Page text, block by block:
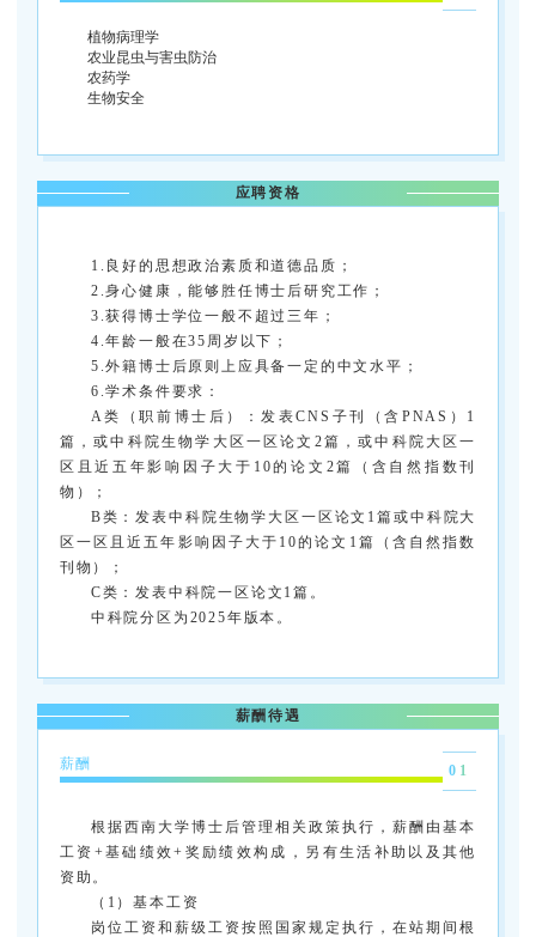
植物病理学
农业昆虫与害虫防治
农药学
生物安全
应聘资格
1.良好的思想政治素质和道德品质；
2.身心健康，能够胜任博士后研究工作；
3.获得博士学位一般不超过三年；
4.年龄一般在35周岁以下；
5.外籍博士后原则上应具备一定的中文水平；
6.学术条件要求：
A类（职前博士后）：发表CNS子刊（含PNAS）1
篇，或中科院生物学大区一区论文2篇，或中科院大区一
区且近五年影响因子大于10的论文2篇（含自然指数刊
物）；
B类：发表中科院生物学大区一区论文1篇或中科院大
区一区且近五年影响因子大于10的论文1篇（含自然指数
刊物）；
C类：发表中科院一区论文1篇。
中科院分区为2025年版本。
薪酬待遇
薪酬 01
根据西南大学博士后管理相关政策执行，薪酬由基本
工资+基础绩效+奖励绩效构成，另有生活补助以及其他
资助。
（1）基本工资
岗位工资和薪级工资按照国家规定执行，在站期间根